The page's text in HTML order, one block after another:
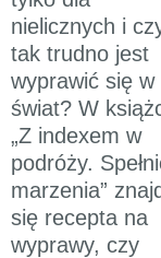
nielicznych i
tak trudno jest
wyprawić się w
świat? W
„Z indexem w
podróży.
marzenia”
się recepta na
wyprawy, czy